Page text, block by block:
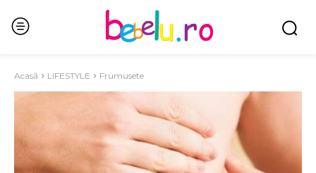
Acasă LIFESTYLE Frumusete